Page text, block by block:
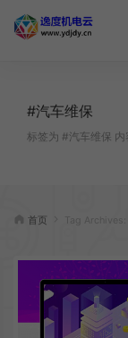
#汽车维保
标签为 #汽车维保 内
首页